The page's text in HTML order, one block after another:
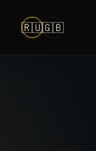
🇷🇺🇬🇧